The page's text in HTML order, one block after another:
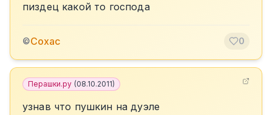
пиздец какой то господа
©Сохас 0
Перашки.ру (08.10.2011)
узнав что пушкин на дуэле